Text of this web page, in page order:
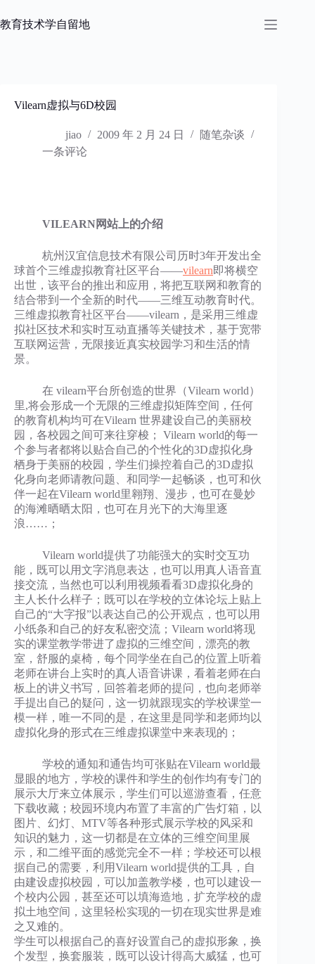
过
教育技术学自留地
Vilearn虚拟与6D校园
jiao 2009 年 2 月 24 日
随笔杂谈
一条评论
VILEARN网站上的介绍
杭州汉宜信息技术有限公司历时3年开发出全
球首个三维虚拟教育社区平台——vilearn即将横空
出世，该平台的推出和应用，将把互联网和教育的
结合带到一个全新的时代——三维互动教育时代。
三维虚拟教育社区平台——vilearn，是采用三维虚
拟社区技术和实时互动直播等关键技术，基于宽带
互联网运营，无限接近真实校园学习和生活的情
景。
在 vilearn平台所创造的世界（Vilearn world）
里,将会形成一个无限的三维虚拟矩阵空间，任何
的教育机构均可在Vilearn 世界建设自己的美丽校
园，各校园之间可来往穿梭； Vilearn world的每一
个参与者都将以贴合自己的个性化的3D虚拟化身
栖身于美丽的校园，学生们操控着自己的3D虚拟
化身向老师请教问题、和同学一起畅谈，也可和伙
伴一起在Vilearn world里翱翔、漫步，也可在曼妙
的海滩晒晒太阳，也可在月光下的大海里逐
浪……；
Vilearn world提供了功能强大的实时交互功
能，既可以用文字消息表达，也可以用真人语音直
接交流，当然也可以利用视频看看3D虚拟化身的
主人长什么样子；既可以在学校的立体论坛上贴上
自己的“大字报”以表达自己的公开观点，也可以用
小纸条和自己的好友私密交流；Vilearn world将现
实的课堂教学带进了虚拟的三维空间，漂亮的教
室，舒服的桌椅，每个同学坐在自己的位置上听着
老师在讲台上实时的真人语音讲课，看着老师在白
板上的讲义书写，回答着老师的提问，也向老师举
手提出自己的疑问，这一切就跟现实的学校课堂一
模一样，唯一不同的是，在这里是同学和老师均以
虚拟化身的形式在三维虚拟课堂中来表现的；
学校的通知和通告均可张贴在Vilearn world最
显眼的地方，学校的课件和学生的创作均有专门的
展示大厅来立体展示，学生们可以巡游查看，任意
下载收藏；校园环境内布置了丰富的广告灯箱，以
图片、幻灯、MTV等各种形式展示学校的风采和
知识的魅力，这一切都是在立体的三维空间里展
示，和二维平面的感觉完全不一样；学校还可以根
据自己的需要，利用Vilearn world提供的工具，自
由建设虚拟校园，可以加盖教学楼，也可以建设一
个校内公园，甚至还可以填海造地，扩充学校的虚
拟土地空间，这里轻松实现的一切在现实世界是难
之又难的。
学生可以根据自己的喜好设置自己的虚拟形象，换
个发型，换套服装，既可以设计得高大威猛，也可